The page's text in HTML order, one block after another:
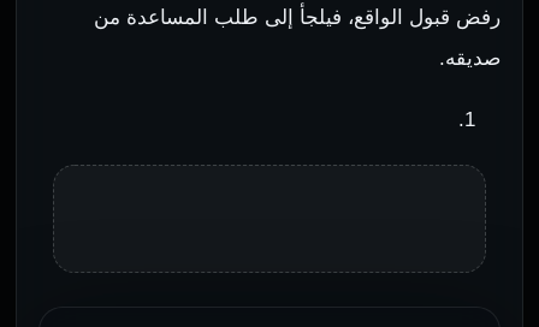
رفض قبول الواقع، فيلجأ إلى طلب المساعدة من
صديقه.